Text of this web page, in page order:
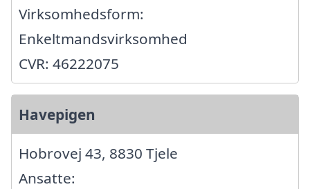
Virksomhedsform:
Enkeltmandsvirksomhed
CVR: 46222075
Havepigen
Hobrovej 43, 8830 Tjele
Ansatte: